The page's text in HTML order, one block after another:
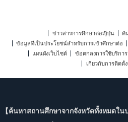
ข่าวสารการศึกษาต่อญี่ปุ่น
ค้
ข้อมูลที่เป็นประโยชน์สำหรับการเข้าศึกษาต่อ
แผนผังเว็บไซต์
ข้อตกลงการใช้บริการ
เกี่ยวกับการติดตั้
【ค้นหาสถานศึกษาจากจังหวัดทั้งหมดใน